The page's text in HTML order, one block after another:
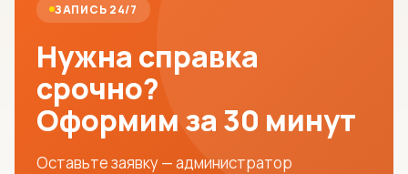
ЗАПИСЬ 24/7
Нужна справка
срочно?
Оформим за 30 минут
Оставьте заявку — администратор